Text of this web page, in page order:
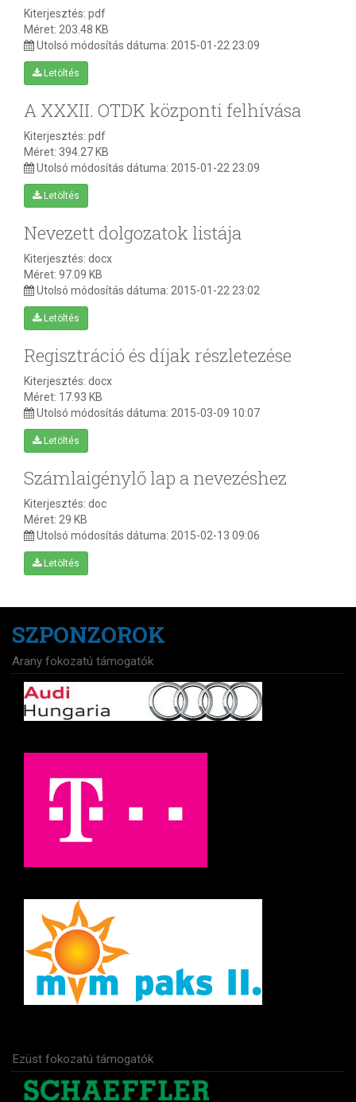
Kiterjesztés: pdf
Méret: 203.48 KB
Utolsó módosítás dátuma: 2015-01-22 23:09
Letöltés
A XXXII. OTDK központi felhívása
Kiterjesztés: pdf
Méret: 394.27 KB
Utolsó módosítás dátuma: 2015-01-22 23:09
Letöltés
Nevezett dolgozatok listája
Kiterjesztés: docx
Méret: 97.09 KB
Utolsó módosítás dátuma: 2015-01-22 23:02
Letöltés
Regisztráció és díjak részletezése
Kiterjesztés: docx
Méret: 17.93 KB
Utolsó módosítás dátuma: 2015-03-09 10:07
Letöltés
Számlaigénylő lap a nevezéshez
Kiterjesztés: doc
Méret: 29 KB
Utolsó módosítás dátuma: 2015-02-13 09:06
Letöltés
SZPONZOROK
Arany fokozatú támogatók
Ezüst fokozatú támogatók